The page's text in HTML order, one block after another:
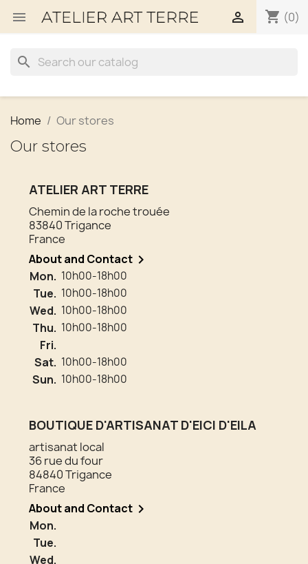
 shopping_cart (0)

search
Home Our stores
Our stores
ATELIER ART TERRE
Chemin de la roche trouée
83840 Trigance
France
About and Contact 
Mon. 10h00-18h00
Tue. 10h00-18h00
Wed. 10h00-18h00
Thu. 10h00-18h00
Fri.
Sat. 10h00-18h00
Sun. 10h00-18h00
BOUTIQUE D'ARTISANAT D'EICI D'EILA
artisanat local
36 rue du four
84840 Trigance
France
About and Contact 
Mon.
Tue.
Wed.